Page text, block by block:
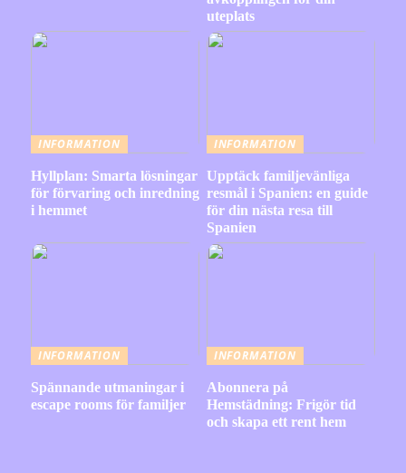
uteplats
INFORMATION
Hyllplan: Smarta lösningar
för förvaring och inredning
i hemmet
INFORMATION
Upptäck familjevänliga
resmål i Spanien: en guide
för din nästa resa till
Spanien
INFORMATION
Spännande utmaningar i
escape rooms för familjer
INFORMATION
Abonnera på
Hemstädning: Frigör tid
och skapa ett rent hem